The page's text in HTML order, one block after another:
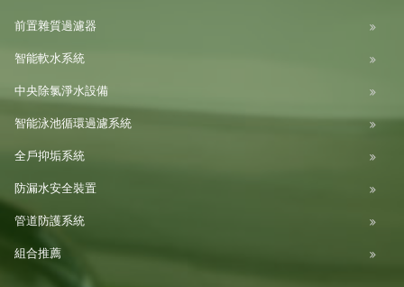
前置雜質過濾器
智能軟水系統
中央除氯淨水設備
智能泳池循環過濾系統
全戶抑垢系統
防漏水安全裝置
管道防護系統
組合推薦